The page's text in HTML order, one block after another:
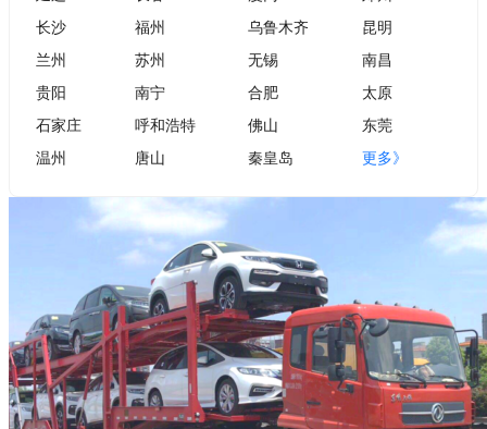
长沙
福州 乌鲁木齐
昆明
兰州
苏州 无锡
南昌
贵阳
南宁 合肥
太原
石家庄
呼和浩特 佛山
东莞
温州
唐山 秦皇岛 更多》